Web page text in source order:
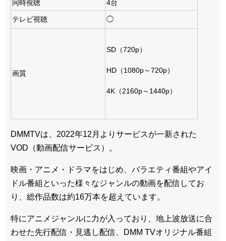
同時視聴
4台
テレビ視聴 ◯
画質
SD（720p）
HD（1080p～720p）
4K（2160p～1440p）
DMMTVは、2022年12月よりサービスが一新された
VOD（動画配信サービス）。
映画・アニメ・ドラマをはじめ、バラエティ番組やアイ
ドル番組といった様々なジャンルの動画を配信してお
り、総作品数は約16万本を超えています。
特にアニメジャンルに力が入っており、地上波放送に合
わせた先行配信・見逃し配信、DMM TVオリジナル番組